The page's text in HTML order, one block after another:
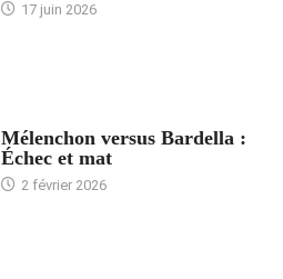
17 juin 2026
Mélenchon versus Bardella :
Échec et mat
2 février 2026